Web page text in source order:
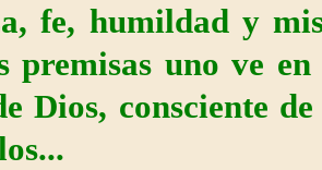
fe, humildad y
premisas uno ve
Dios, consciente